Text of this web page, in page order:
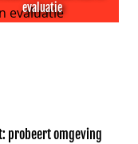
evaluatie
probeert omgeving